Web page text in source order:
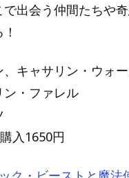
出会う仲間たちや
キャサリン・ウォ
ン・ファレル
入1650円